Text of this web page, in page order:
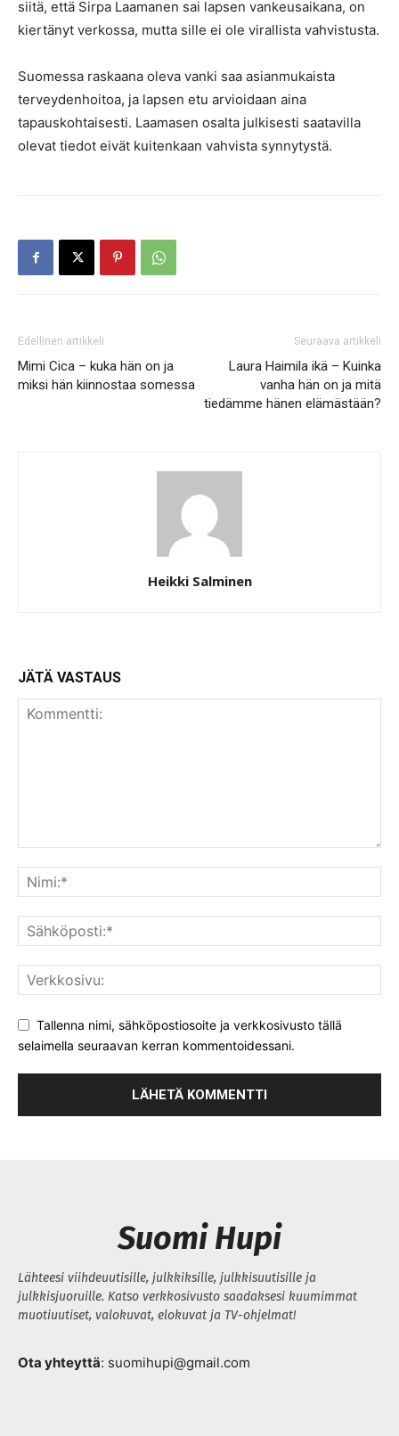
siitä, että Sirpa Laamanen sai lapsen vankeusaikana, on
kiertänyt verkossa, mutta sille ei ole virallista vahvistusta.
Suomessa raskaana oleva vanki saa asianmukaista
terveydenhoitoa, ja lapsen etu arvioidaan aina
tapauskohtaisesti. Laamasen osalta julkisesti saatavilla
olevat tiedot eivät kuitenkaan vahvista synnytystä.
Edellinen artikkeli
Mimi Cica – kuka hän on ja
miksi hän kiinnostaa somessa
Seuraava artikkeli
Laura Haimila ikä – Kuinka
vanha hän on ja mitä
tiedämme hänen elämästään?
Heikki Salminen
JÄTÄ VASTAUS
Tallenna nimi, sähköpostiosoite ja verkkosivusto tällä
selaimella seuraavan kerran kommentoidessani.
Suomi Hupi
Lähteesi viihdeuutisille, julkkiksille, julkkisuutisille ja
julkkisjuoruille. Katso verkkosivusto saadaksesi kuumimmat
muotiuutiset, valokuvat, elokuvat ja TV-ohjelmat!
Ota yhteyttä: suomihupi@gmail.com